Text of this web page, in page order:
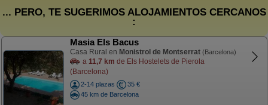
... PERO, TE SUGERIMOS ALOJAMIENTOS CERCANOS
:
Masia Els Bacus
Casa Rural en Monistrol de Montserrat (Barcelona)
a 11,7 km de Els Hostelets de Pierola
(Barcelona)
2-14 plazas
35 €
45 km de Barcelona